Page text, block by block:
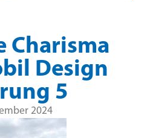
Charisma
Design
5
2024